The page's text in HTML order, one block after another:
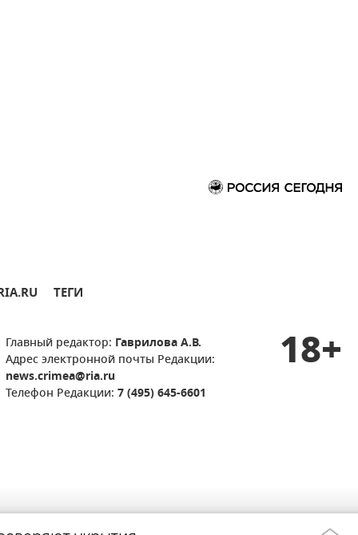
ТЕГИ
Главный редактор: Гаврилова А.В.
Адрес электронной почты Редакции:
news.crimea@ria.ru
Телефон Редакции: 7 (495) 645-6601
18+